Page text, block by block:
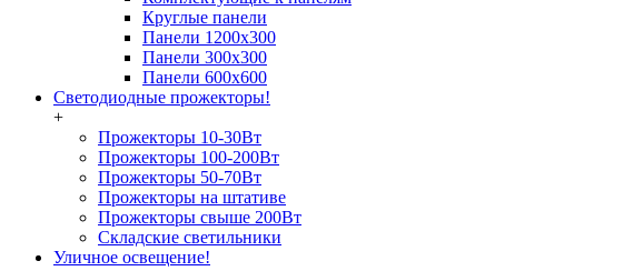
Круглые панели
Панели 1200х300
Панели 300х300
Панели 600х600
Светодиодные прожекторы!
+
Прожекторы 10-30Вт
Прожекторы 100-200Вт
Прожекторы 50-70Вт
Прожекторы на штативе
Прожекторы свыше 200Вт
Складские светильники
Уличное освещение!